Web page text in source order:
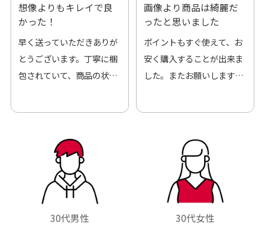
想像よりもキレイで良
かった！
早く送っていただきありが
とうございます。丁寧に梱
包されていて、商品の状態
画像より商品は綺麗だ
ったと思いました
ポイントもすぐ使えて、お
安く購入することが出来ま
した。またお願いします、
30代男性 30代女性